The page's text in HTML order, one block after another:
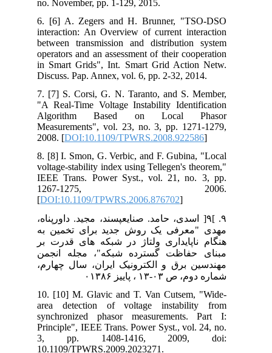
no. November, pp. 1-129, 2015.
6. [6] A. Zegers and H. Brunner, "TSO-DSO
interaction: An Overview of current interaction
between transmission and distribution system
operators and an assessment of their cooperation
in Smart Grids", Int. Smart Grid Action Netw.
Discuss. Pap. Annex, vol. 6, pp. 2-32, 2014.
7. [7] S. Corsi, G. N. Taranto, and S. Member,
"A Real-Time Voltage Instability Identification
Algorithm Based on Local Phasor
Measurements", vol. 23, no. 3, pp. 1271-1279,
2008. [DOI:10.1109/TPWRS.2008.922586
8. [8] I. Smon, G. Verbic, and F. Gubina, "Local
voltage-stability index using Tellegen's theorem,"
IEEE Trans. Power Syst., vol. 21, no. 3, pp.
1267-1275, 2006.
[DOI:10.1109/TPWRS.2006.876702
۹. ]۹[ اسدی، حامد. صنایع‫پسند، مجید. داورپناه،
مهدی "معرفی یک روش جدید برای تخمین به
هنگام ناپایداری ولتاژ در شبکه های قدرت بر
مبنای حفاظت گسترده شبکه"، مجله انجمن
مهندسین برق و الکترونیک ایران، سال چهارم،
شماره دوم، ص ۰۳-۱۳ ، پاییز ۰۱۳۸۶
10. [10] M. Glavic and T. Van Cutsem, "Wide-
area detection of voltage instability from
synchronized phasor measurements. Part I:
Principle", IEEE Trans. Power Syst., vol. 24, no.
3, pp. 1408-1416, 2009, doi:
10.1109/TPWRS.2009.2023271.